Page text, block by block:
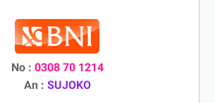
No : 0308 70 1214
An : SUJOKO